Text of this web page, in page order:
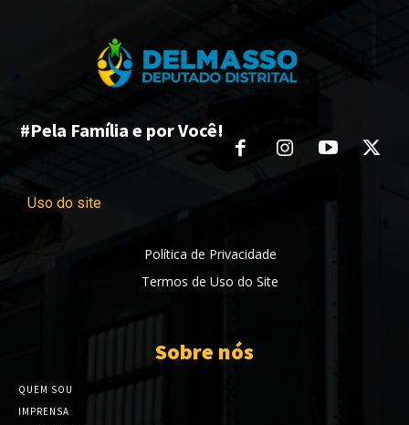
#Pela Família e por Você!
Uso do site
Política de Privacidade
Termos de Uso do Site
Sobre nós
QUEM SOU
IMPRENSA